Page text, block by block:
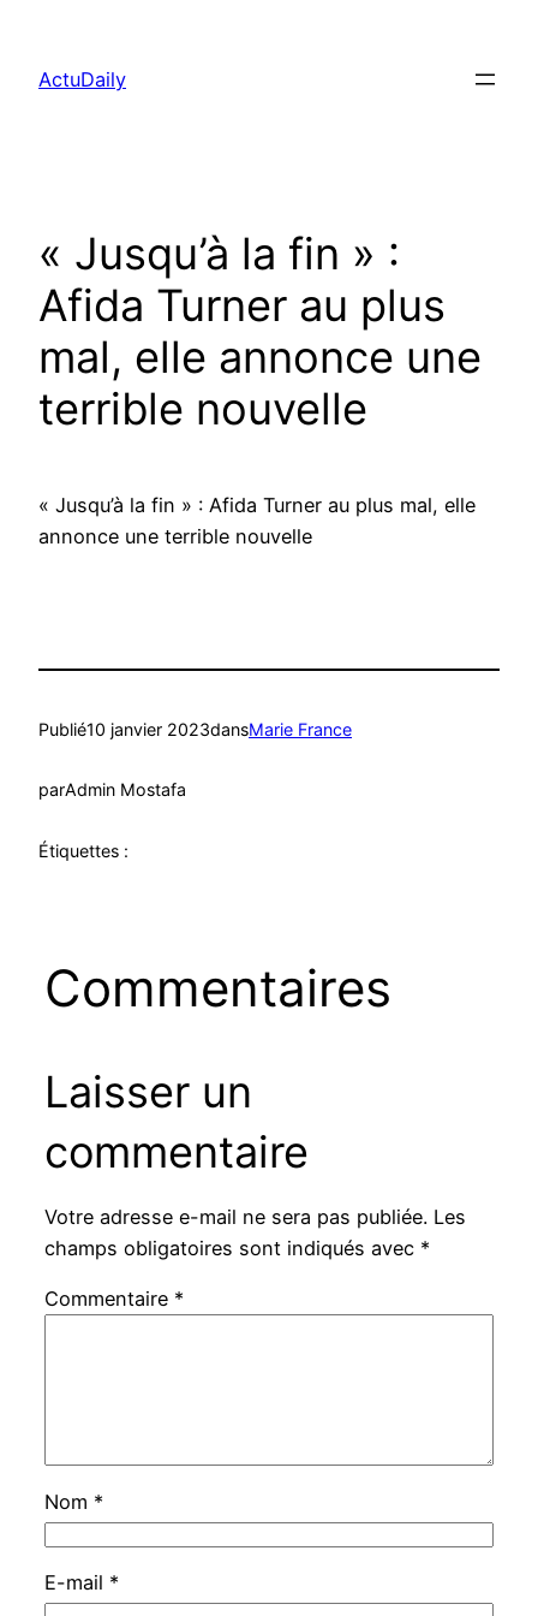
contenu
ActuDaily
« Jusqu’à la fin » :
Afida Turner au plus
mal, elle annonce une
terrible nouvelle
« Jusqu’à la fin » : Afida Turner au plus mal, elle
annonce une terrible nouvelle
Publié10 janvier 2023dansMarie France
parAdmin Mostafa
Étiquettes :
Commentaires
Laisser un
commentaire
Votre adresse e-mail ne sera pas publiée. Les
champs obligatoires sont indiqués avec *
Commentaire *
Nom *
E-mail *